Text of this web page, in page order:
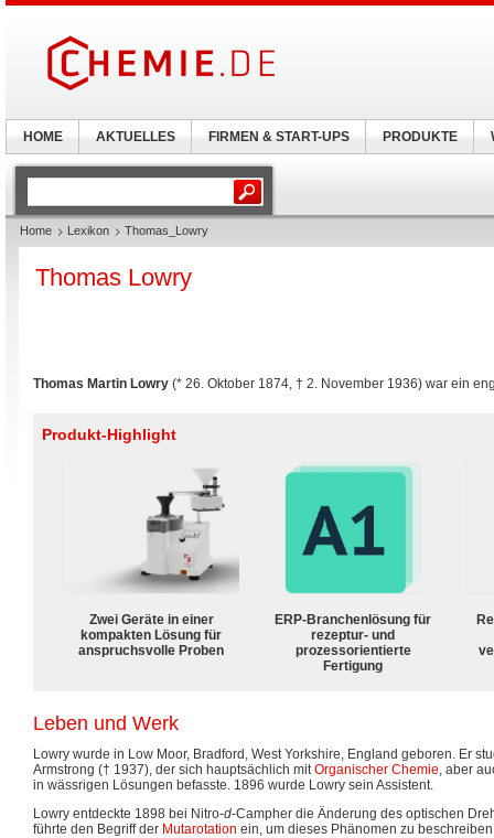
Home Lexikon Thomas_Lowry
Thomas Lowry
Thomas Martin Lowry (* 26. Oktober 1874, † 2. November 1936) war ein
Produkt-Highlight
Zwei Geräte in einer
kompakten Lösung für
anspruchsvolle Proben
ERP-Branchenlösung für
rezeptur- und
prozessorientierte
Fertigung
Leben und Werk
Lowry wurde in Low Moor, Bradford, West Yorkshire, England geboren. Er
Armstrong († 1937), der sich hauptsächlich mitOrganischer Chemie, aber
in wässrigen Lösungen befasste. 1896 wurde Lowry sein Assistent.
Lowry entdeckte 1898 bei Nitro-d-Campher die Änderung des optischen
führte den Begriff der Mutarotation ein, um dieses Phänomen zu
HOME AKTUELLES FIRMEN & START-UPS PRODUKTE